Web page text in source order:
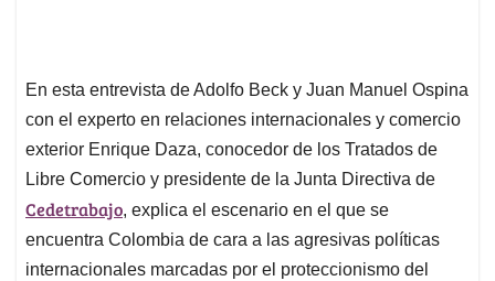
En esta entrevista de Adolfo Beck y Juan Manuel Ospina
con el experto en relaciones internacionales y comercio
exterior Enrique Daza, conocedor de los Tratados de
Libre Comercio y presidente de la Junta Directiva de
Cedetrabajo, explica el escenario en el que se
encuentra Colombia de cara a las agresivas políticas
internacionales marcadas por el proteccionismo del